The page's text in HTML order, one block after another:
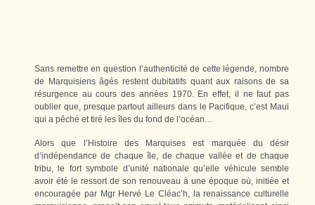
Sans remettre en question l’authenticité de cette légende, nombre
de Marquisiens âgés restent dubitatifs quant aux raisons de sa
résurgence au cours des années 1970. En effet, il ne faut pas
oublier que, presque partout ailleurs dans le Pacifique, c’est Maui
qui a pêché et tiré les îles du fond de l’océan…
Alors que l’Histoire des Marquises est marquée du désir
d’indépendance de chaque île, de chaque vallée et de chaque
tribu, le fort symbole d’unité nationale qu’elle véhicule semble
avoir été le ressort de son renouveau à une époque où, initiée et
encouragée par Mgr Hervé Le Cléac’h, la renaissance culturelle